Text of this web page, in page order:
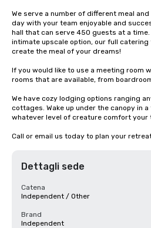
We serve a number of different meal
day with your team enjoyable and
hall that can serve 450 guests at a
intimate upscale option, our full
create the meal of your dreams!
If you would like to use a meeting room
rooms that are available, from
We have cozy lodging options ranging
cottages. Wake up under the canopy in
whatever level of creature comfort your
Call or email us today to plan your
Dettagli sede
Catena
Independent / Other
Brand
Independent